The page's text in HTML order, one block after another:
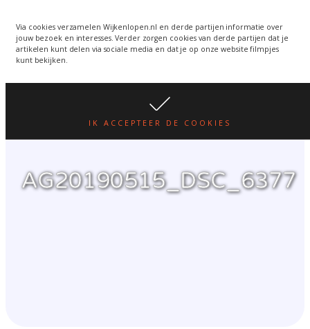
Via cookies verzamelen Wijkenlopen.nl en derde partijen informatie over
jouw bezoek en interesses. Verder zorgen cookies van derde partijen dat je
artikelen kunt delen via sociale media en dat je op onze website filmpjes
kunt bekijken.
IK ACCEPTEER DE COOKIES
wordt een week verplaatst
i.v.m. warmte. lees hier
WIJKENLOPEN.NL
AG20190515_DSC_6377